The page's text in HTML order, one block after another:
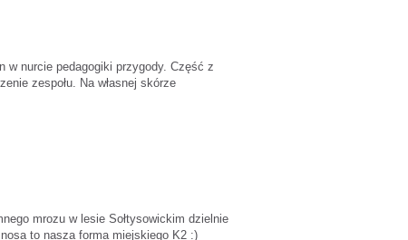
w nurcie pedagogiki przygody. Część z
zespołu. Na własnej skórze
mrozu w lesie Sołtysowickim dzielnie
to nasza forma miejskiego K2 :)